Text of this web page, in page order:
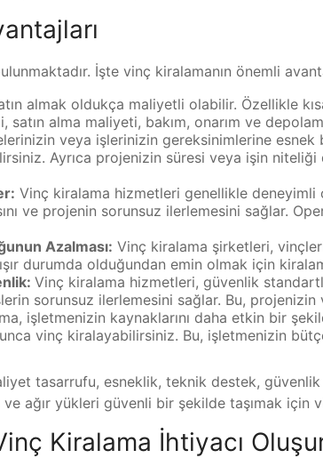
İşte vinç kiralamanın önemli
almak oldukça maliyetli olabilir. Özellikle
alma maliyeti, bakım, onarım ve
veya işlerinizin gereksinimlerine
Ayrıca projenizin süresi veya işin
Vinç kiralama hizmetleri genellikle deneyimli
ve projenin sorunsuz ilerlemesini sağlar.
Azalması: Vinç kiralama şirketleri,
durumda olduğundan emin olmak için
Vinç kiralama hizmetleri, güvenlik
sorunsuz ilerlemesini sağlar. Bu, projenizin
işletmenizin kaynaklarını daha etkin bir
vinç kiralayabilirsiniz. Bu, işletmenizin
tasarrufu, esneklik, teknik destek,
ağır yükleri güvenli bir şekilde taşımak için
Kiralama İhtiyacı